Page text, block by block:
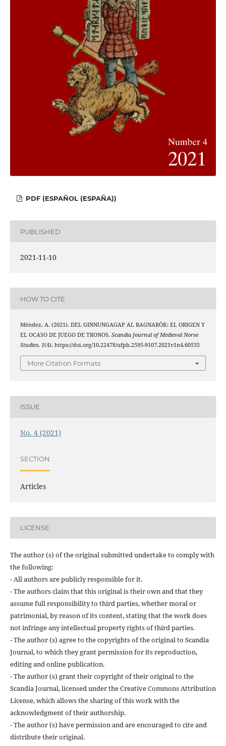
PDF (ESPAÑOL (ESPAÑA))
PUBLISHED
2021-11-10
HOW TO CITE
Méndez, A. (2021). DEL GINNUNGAGAP AL RAGNARÖK: EL ORIGEN Y
EL OCASO DE JUEGO DE TRONOS. Scandia Journal of Medieval Norse
Studies, 1(4). https://doi.org/10.22478/ufpb.2595-9107.2021v1n4.60535
More Citation Formats
ISSUE
No. 4 (2021)
SECTION
Articles
LICENSE
The author (s) of the original submitted undertake to comply with
the following:
- All authors are publicly responsible for it.
- The authors claim that this original is their own and that they
assume full responsibility to third parties, whether moral or
patrimonial, by reason of its content, stating that the work does
not infringe any intellectual property rights of third parties.
- The author (s) agree to the copyrights of the original to Scandia
Journal, to which they grant permission for its reproduction,
editing and online publication.
- The author (s) grant their copyright of their original to the
Scandia Journal, licensed under the Creative Commons Attribution
License, which allows the sharing of this work with the
acknowledgment of their authorship.
- The author (s) have permission and are encouraged to cite and
distribute their original.